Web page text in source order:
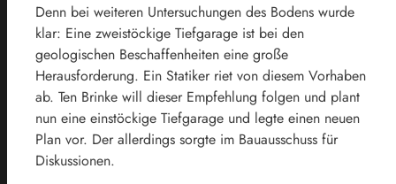
Denn bei weiteren Untersuchungen des Bodens wurde
klar: Eine zweistöckige Tiefgarage ist bei den
geologischen Beschaffenheiten eine große
Herausforderung. Ein Statiker riet von diesem Vorhaben
ab. Ten Brinke will dieser Empfehlung folgen und plant
nun eine einstöckige Tiefgarage und legte einen neuen
Plan vor. Der allerdings sorgte im Bauausschuss für
Diskussionen.